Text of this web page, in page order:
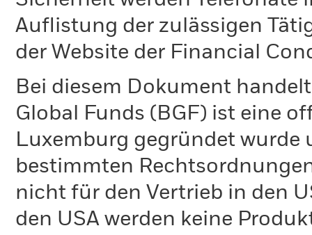
Auflistung der zulässigen
der Website der Financial
Bei diesem Dokument
Global Funds (BGF) ist eine
Luxemburg gegründet
bestimmten
nicht für den Vertrieb in den
den USA werden keine